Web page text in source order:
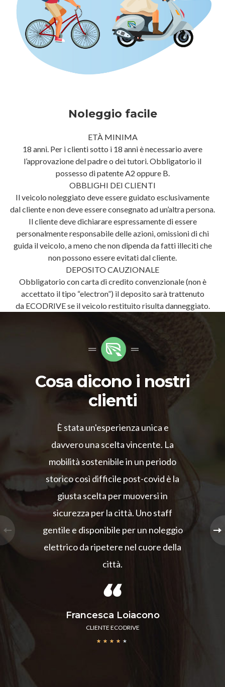
Noleggio facile
ETÀ MINIMA
18 anni. Per i clienti sotto i 18 anni è necessario avere
l’approvazione del padre o dei tutori. Obbligatorio il
possesso di patente A2 oppure B.
OBBLIGHI DEI CLIENTI
Il veicolo noleggiato deve essere guidato esclusivamente
dal cliente e non deve essere consegnato ad un’altra persona.
Il cliente deve dichiarare espressamente di essere
personalmente responsabile delle azioni, omissioni di chi
guida il veicolo, a meno che non dipenda da fatti illeciti che
non possono essere evitati dal cliente.
DEPOSITO CAUZIONALE
Obbligatorio con carta di credito convenzionale (non è
accettato il tipo “electron”) il deposito sarà trattenuto
da ECODRIVE se il veicolo restituito risulta danneggiato.
Cosa dicono i nostri
clienti
È stata un'esperienza unica e
davvero una scelta vincente. La
mobilità sostenibile in un periodo
storico così difficile post-covid è la
giusta scelta per muoversi in
sicurezza per la città. Uno staff
gentile e disponibile per un noleggio
elettrico da ripetere nel cuore della
città.
Francesca Loiacono
CLIENTE ECODRIVE
★ ★ ★ ★ ★